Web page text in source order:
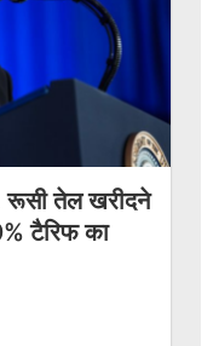
रूसी तेल खरीदने
टैरिफ का